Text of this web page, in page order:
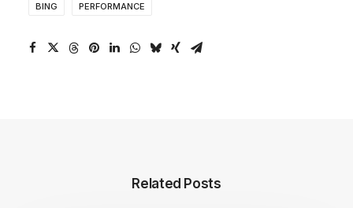
BING PERFORMANCE
Related Posts